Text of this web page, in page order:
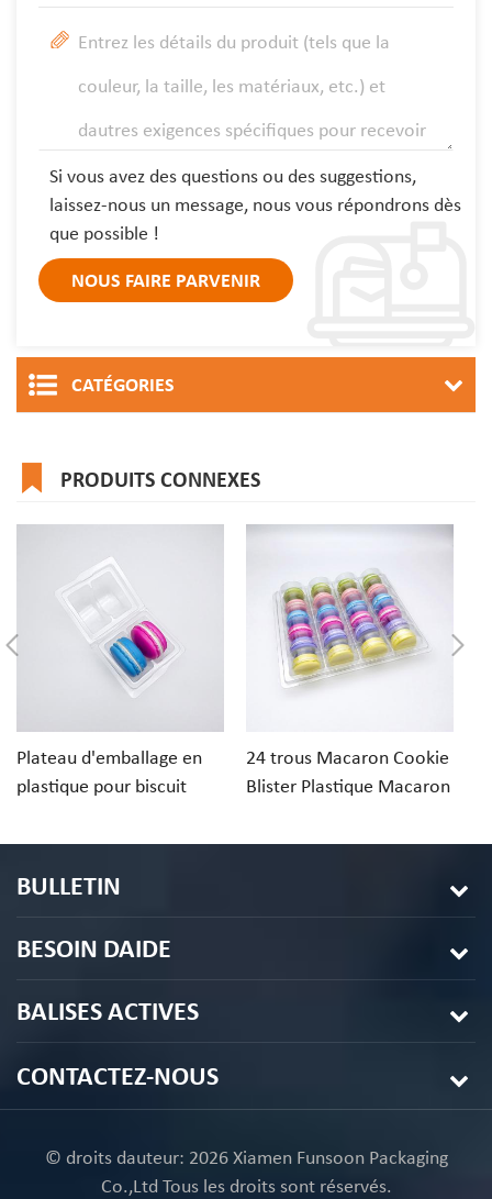
Si vous avez des questions ou des suggestions,
laissez-nous un message, nous vous répondrons dès
que possible !
CATÉGORIES
PRODUITS CONNEXES
Plateau d'emballage en
plastique pour biscuit
24 trous Macaron Cookie
Blister Plastique Macaron
BULLETIN
BESOIN DAIDE
BALISES ACTIVES
CONTACTEZ-NOUS
© droits dauteur: 2026 Xiamen Funsoon Packaging
Co.,Ltd Tous les droits sont réservés.